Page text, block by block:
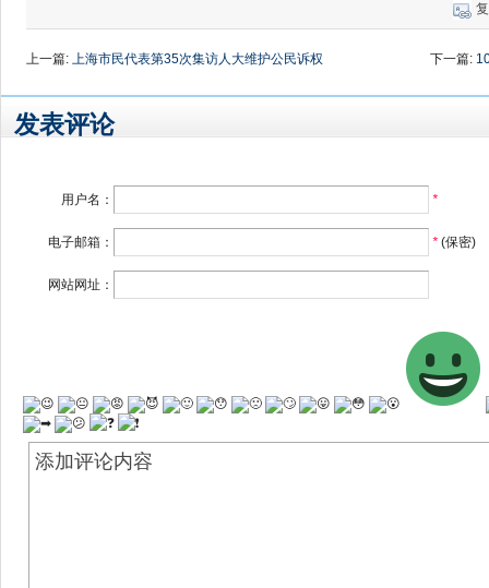
上一篇: 上海市民代表第35次集访人大维护公民诉权 下一篇:
发表评论
用户名： *
电子邮箱： *(保密)
网站网址：